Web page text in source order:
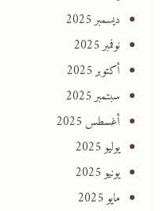
ديسمبر 2025
نوفمبر 2025
أكتوبر 2025
سبتمبر 2025
أغسطس 2025
يوليو 2025
يونيو 2025
مايو 2025